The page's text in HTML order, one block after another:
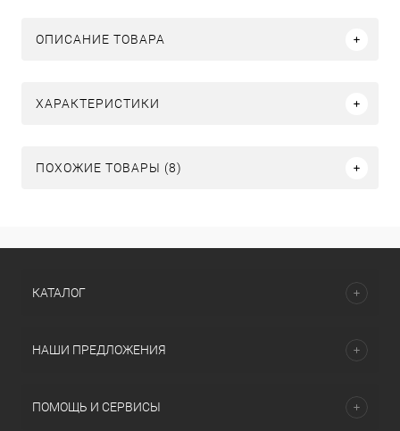
ОПИСАНИЕ ТОВАРА
ХАРАКТЕРИСТИКИ
ПОХОЖИЕ ТОВАРЫ (8)
КАТАЛОГ
НАШИ ПРЕДЛОЖЕНИЯ
ПОМОЩЬ И СЕРВИСЫ